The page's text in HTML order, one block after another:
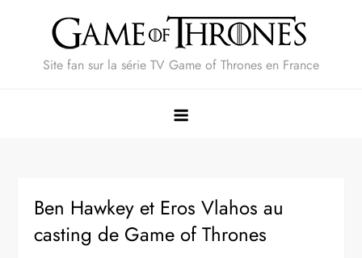
Site fan sur la série TV Game of Thrones en France
Ben Hawkey et Eros Vlahos au
casting de Game of Thrones